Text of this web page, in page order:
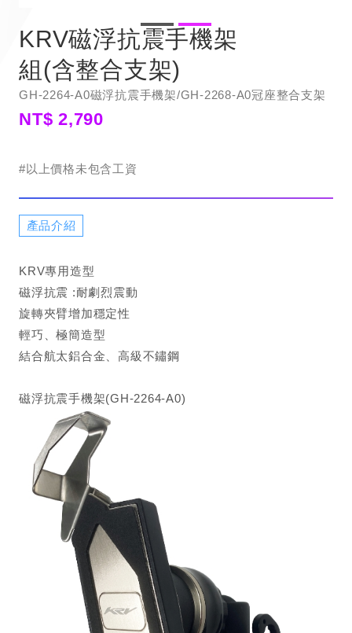
KRV磁浮抗震手機架
組(含整合支架)
GH-2264-A0磁浮抗震手機架/GH-2268-A0冠座整合支架
NT$ 2,790
#以上價格未包含工資
產品介紹
KRV專用造型
磁浮抗震 :耐劇烈震動
旋轉夾臂增加穩定性
輕巧、極簡造型
結合航太鋁合金、高級不鏽鋼
磁浮抗震手機架(GH-2264-A0)